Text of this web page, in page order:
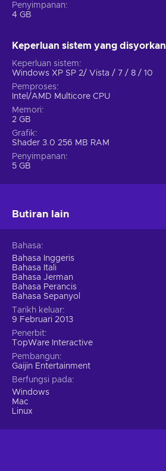
Penyimpanan
4 GB
Keperluan sistem yang disyorkan
Keperluan sistem
Windows XP SP 2/ Vista / 7 / 8 / 10
Pemproses
Intel/AMD Multicore CPU
Memori
2 GB
Grafik
Shader 3.0 256 MB RAM
Penyimpanan
5 GB
Butiran lain
Bahasa
Bahasa Inggeris
Bahasa Itali
Bahasa Jerman
Bahasa Perancis
Bahasa Sepanyol
Tarikh keluar
9 Februari 2013
Penerbit
TopWare Interactive
Pembangun
Gaijin Entertainment
Berfungsi pada
Windows
Mac
Linux